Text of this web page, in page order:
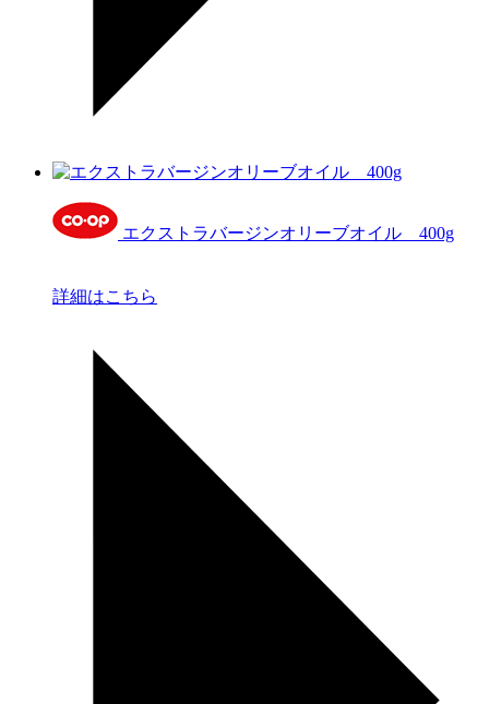
エクストラバージンオリーブオイル 400g
詳細はこちら